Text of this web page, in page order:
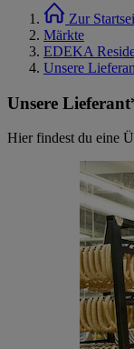
Zur
Märkte
EDEKA
Unsere
Unsere
Hier findest du eine